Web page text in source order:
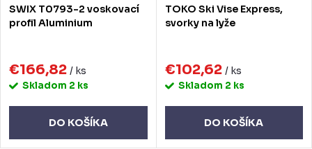
SWIX T0793-2 voskovací
profil Aluminium
€166,82 / ks
Skladom 2 ks
DO KOŠÍKA
TOKO Ski Vise Express,
svorky na lyže
€102,62 / ks
Skladom 2 ks
DO KOŠÍKA